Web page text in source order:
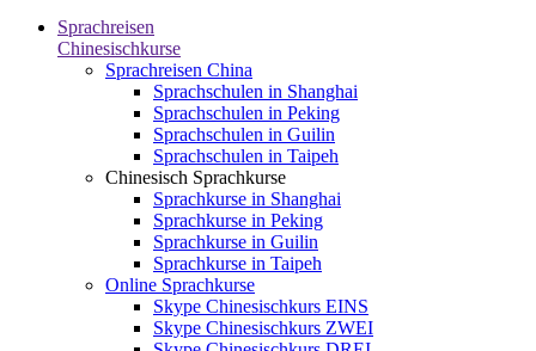
Sprachreisen
Chinesischkurse
Sprachreisen China
Sprachschulen in Shanghai
Sprachschulen in Peking
Sprachschulen in Guilin
Sprachschulen in Taipeh
Chinesisch Sprachkurse
Sprachkurse in Shanghai
Sprachkurse in Peking
Sprachkurse in Guilin
Sprachkurse in Taipeh
Online Sprachkurse
Skype Chinesischkurs EINS
Skype Chinesischkurs ZWEI